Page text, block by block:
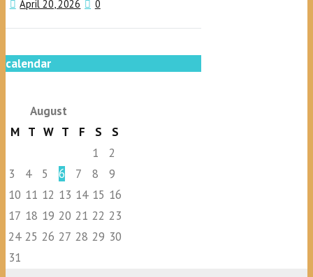
April 20, 2026 0
calendar
August
M
T W T F S
S
1
2
3
4 5 6 7 8
9
10 11 12 13 14 15 16
17 18 19 20 21 22 23
24 25 26 27 28 29 30
31